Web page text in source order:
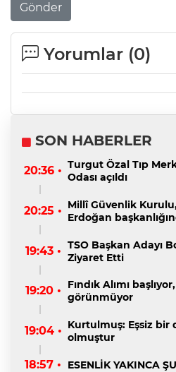
Gönder
Yorumlar (0)
SON HABERLER
20:36 • Turgut Özal Tıp
Odası açıldı
20:25 • Millî Güvenlik
Erdoğan
19:43 • TSO Başkan Adayı
Ziyaret Etti
19:20 •
Fındık Alımı
görünmüyor
19:04 • Kurtulmuş: Eşsiz bir
olmuştur
18:57 • ESENLİK YAKINCA